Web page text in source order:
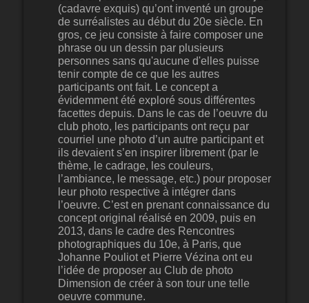
(cadavre exquis) qu’ont inventé un groupe
de surréalistes au début du 20e siècle. En
gros, ce jeu consiste à faire composer une
phrase ou un dessin par plusieurs
personnes sans qu'aucune d'elles puisse
tenir compte de ce que les autres
participants ont fait. Le concept a
évidemment été exploré sous différentes
facettes depuis. Dans le cas de l’oeuvre du
club photo, les participants ont reçu par
courriel une photo d’un autre participant et
ils devaient s’en inspirer librement (par le
thème, le cadrage, les couleurs,
l’ambiance, le message, etc.) pour proposer
leur photo respective à intégrer dans
l’oeuvre. C’est en prenant connaissance du
concept original réalisé en 2009, puis en
2013, dans le cadre des Rencontres
photographiques du 10e, à Paris, que
Johanne Pouliot et Pierre Vézina ont eu
l’idée de proposer au Club de photo
Dimension de créer à son tour une telle
oeuvre commune.